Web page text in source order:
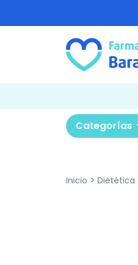
Categorías
Inicio Dietética